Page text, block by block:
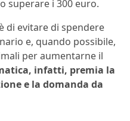
superare i 300 euro.
di evitare di spendere
e, quando possibile,
per aumentarne il
infatti, premia la
e la domanda da